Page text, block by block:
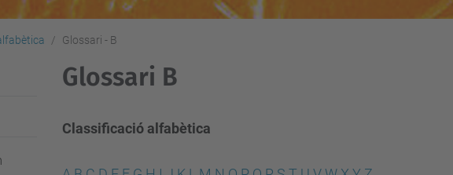
Glossari - B
Glossari B
Classificació alfabètica